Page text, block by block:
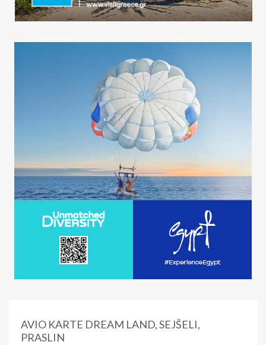
AVIO KARTE DREAM LAND, SEJŠELI,
PRASLIN